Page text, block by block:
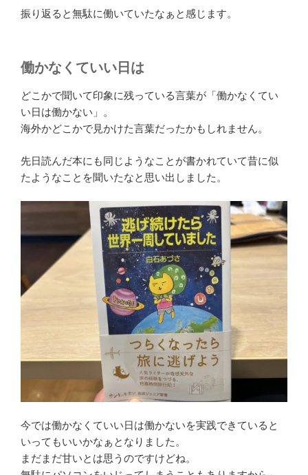
振り返ると無駄に働いていたなぁと感じます。
働かなくていい日は
どこかで聞いて印象に残っている言葉が「働かなくてい
い日は働かない」。
海外かどこかで見かけた言葉だったかもしれません。
先日読んだ本にも同じようなことが書かれていて昔に似
たようなことを聞いたなと思い出しました。
今では働かなくていい日は働かないを実践できていると
いってもいいかなぁとなりました。
まだまだ甘いとは思うのですけどね。